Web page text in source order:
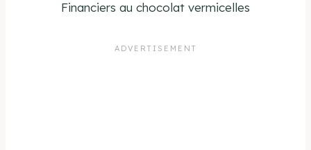
Financiers au chocolat vermicelles